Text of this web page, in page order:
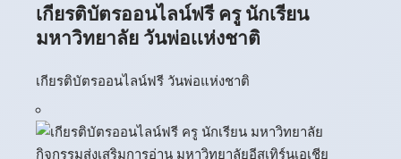
เกียรติบัตรออนไลน์ฟรี ครู นักเรียน
มหาวิทยาลัย วันพ่อเเห่งชาติ
เกียรติบัตรออนไลน์ฟรี วันพ่อแห่งชาติ